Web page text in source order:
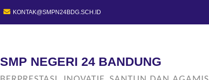
KONTAK@SMPN24BDG.SCH.ID
SMP NEGERI 24 BANDUNG